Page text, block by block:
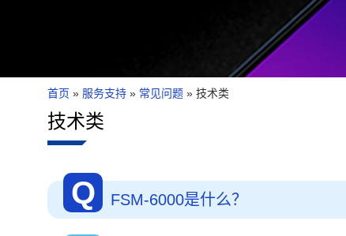
首页 » 服务支持 » 常见问题 » 技术类
技术类
Q FSM-6000是什么？